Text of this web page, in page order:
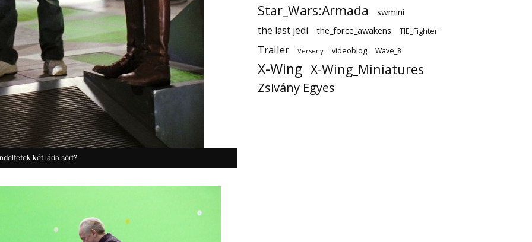
két láda sört?
Star_Wars:Armada swmini
the last jedi the_force_awakens TIE_Fighter
Trailer Verseny videoblog Wave_8
X-Wing X-Wing_Miniatures
Zsivány Egyes